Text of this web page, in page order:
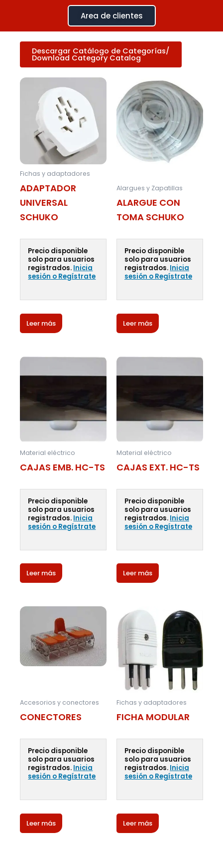
contenido
Area de clientes
Download Category Catalog
Fichas y adaptadores
ADAPTADOR
UNIVERSAL
SCHUKO
Precio disponible
solo para usuarios
registrados. Inicia
sesión o Regístrate
Leer más
Alargues y Zapatillas
ALARGUE CON
TOMA SCHUKO
Precio disponible
solo para usuarios
registrados. Inicia
sesión o Regístrate
Leer más
Material eléctrico
CAJAS EMB. HC-TS
Precio disponible
solo para usuarios
registrados. Inicia
sesión o Regístrate
Leer más
Material eléctrico
CAJAS EXT. HC-TS
Precio disponible
solo para usuarios
registrados. Inicia
sesión o Regístrate
Leer más
Accesorios y conectores
CONECTORES
Precio disponible
solo para usuarios
registrados. Inicia
sesión o Regístrate
Leer más
Fichas y adaptadores
FICHA MODULAR
Precio disponible
solo para usuarios
registrados. Inicia
sesión o Regístrate
Leer más